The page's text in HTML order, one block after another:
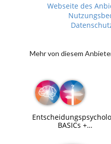
Webseite des
Mehr von diesem
BASICs +